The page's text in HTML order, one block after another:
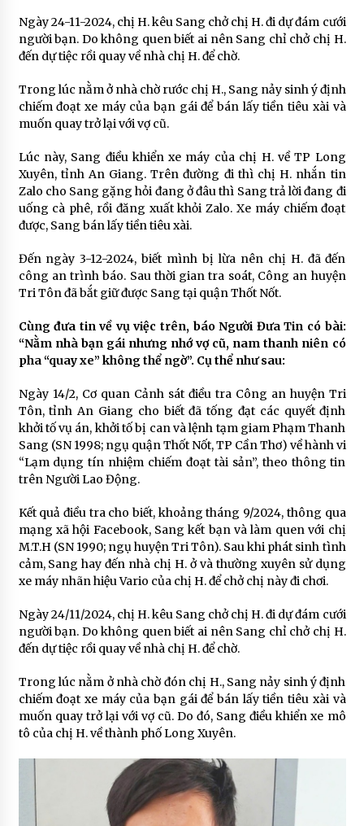
Ngày 24-11-2024, chị H. kêu Sang chở chị H. đi dự đám cưới
người bạn. Do không quen biết ai nên Sang chỉ chở chị H.
đến dự tiệc rồi quay về nhà chị H. để chờ.
Trong lúc nằm ở nhà chờ rước chị H., Sang nảy sinh ý định
chiếm đoạt xe máy của bạn gái để bán lấy tiền tiêu xài và
muốn quay trở lại với vợ cũ.
Lúc này, Sang điều khiển xe máy của chị H. về TP Long
Xuyên, tỉnh An Giang. Trên đường đi thì chị H. nhắn tin
Zalo cho Sang gặng hỏi đang ở đâu thì Sang trả lời đang đi
uống cà phê, rồi đăng xuất khỏi Zalo. Xe máy chiếm đoạt
được, Sang bán lấy tiền tiêu xài.
Đến ngày 3-12-2024, biết mình bị lừa nên chị H. đã đến
công an trình báo. Sau thời gian tra soát, Công an huyện
Tri Tôn đã bắt giữ được Sang tại quận Thốt Nốt.
Cùng đưa tin về vụ việc trên, báo Người Đưa Tin có bài:
“Nằm nhà bạn gái nhưng nhớ vợ cũ, nam thanh niên có
pha “quay xe” không thể ngờ”. Cụ thể như sau:
Ngày 14/2, Cơ quan Cảnh sát điều tra Công an huyện Tri
Tôn, tỉnh An Giang cho biết đã tống đạt các quyết định
khởi tố vụ án, khởi tố bị can và lệnh tạm giam Phạm Thanh
Sang (SN 1998; ngụ quận Thốt Nốt, TP Cần Thơ) về hành vi
“Lạm dụng tín nhiệm chiếm đoạt tài sản”, theo thông tin
trên Người Lao Động.
Kết quả điều tra cho biết, khoảng tháng 9/2024, thông qua
mạng xã hội Facebook, Sang kết bạn và làm quen với chị
M.T.H (SN 1990; ngụ huyện Tri Tôn). Sau khi phát sinh tình
cảm, Sang hay đến nhà chị H. ở và thường xuyên sử dụng
xe máy nhãn hiệu Vario của chị H. để chở chị này đi chơi.
Ngày 24/11/2024, chị H. kêu Sang chở chị H. đi dự đám cưới
người bạn. Do không quen biết ai nên Sang chỉ chở chị H.
đến dự tiệc rồi quay về nhà chị H. để chờ.
Trong lúc nằm ở nhà chờ đón chị H., Sang nảy sinh ý định
chiếm đoạt xe máy của bạn gái để bán lấy tiền tiêu xài và
muốn quay trở lại với vợ cũ. Do đó, Sang điều khiển xe mô
tô của chị H. về thành phố Long Xuyên.